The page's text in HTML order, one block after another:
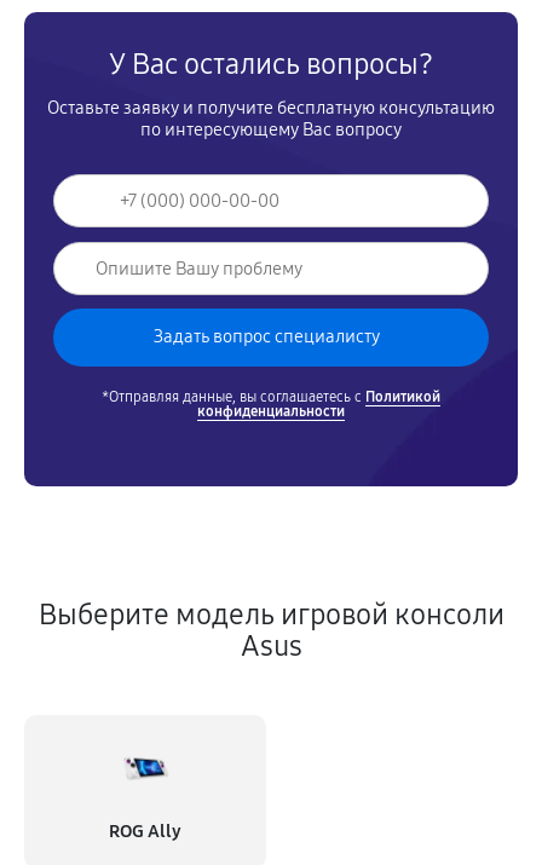
У Вас остались вопросы?
Оставьте заявку и получите бесплатную консультацию
по интересующему Вас вопросу
*Отправляя данные, вы соглашаетесь с Политикой
конфиденциальности
Выберите модель игровой консоли
Asus
ROG Ally